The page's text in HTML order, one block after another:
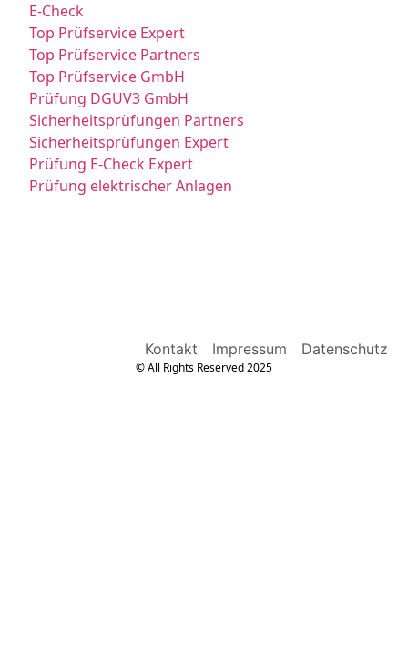
E-Check
Top Prüfservice Expert
Top Prüfservice Partners
Top Prüfservice GmbH
Prüfung DGUV3 GmbH
Sicherheitsprüfungen Partners
Sicherheitsprüfungen Expert
Prüfung E-Check Expert
Prüfung elektrischer Anlagen
Kontakt Impressum Datenschutz
© All Rights Reserved 2025